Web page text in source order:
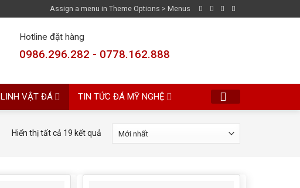
Assign a menu in Theme Options > Menus
Hotline đặt hàng
0986.296.282 - 0778.162.888
LINH VẬT ĐÁ TIN TỨC ĐÁ MỸ NGHỆ
Hiển thị tất cả 19 kết quả